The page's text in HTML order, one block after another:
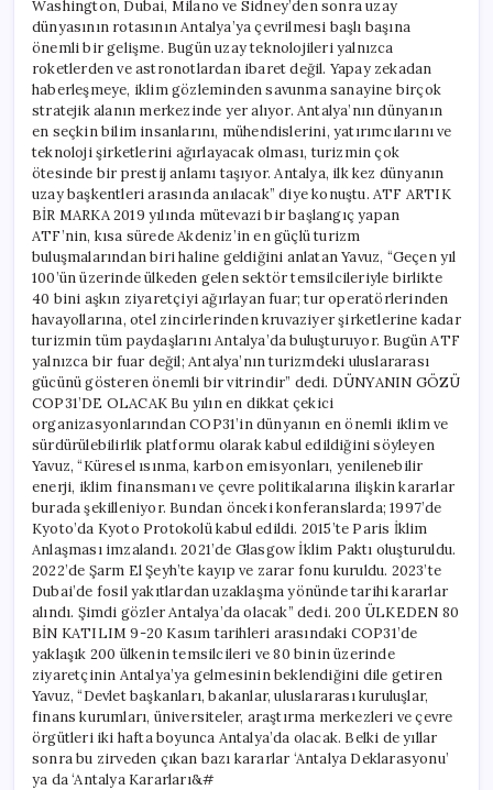
Washington, Dubai, Milano ve Sidney’den sonra uzay
dünyasının rotasının Antalya’ya çevrilmesi başlı başına
önemli bir gelişme. Bugün uzay teknolojileri yalnızca
roketlerden ve astronotlardan ibaret değil. Yapay zekadan
haberleşmeye, iklim gözleminden savunma sanayine birçok
stratejik alanın merkezinde yer alıyor. Antalya’nın dünyanın
en seçkin bilim insanlarını, mühendislerini, yatırımcılarını ve
teknoloji şirketlerini ağırlayacak olması, turizmin çok
ötesinde bir prestij anlamı taşıyor. Antalya, ilk kez dünyanın
uzay başkentleri arasında anılacak” diye konuştu. ATF ARTIK
BİR MARKA 2019 yılında mütevazi bir başlangıç yapan
ATF’nin, kısa sürede Akdeniz’in en güçlü turizm
buluşmalarından biri haline geldiğini anlatan Yavuz, “Geçen yıl
100’ün üzerinde ülkeden gelen sektör temsilcileriyle birlikte
40 bini aşkın ziyaretçiyi ağırlayan fuar; tur operatörlerinden
havayollarına, otel zincirlerinden kruvaziyer şirketlerine kadar
turizmin tüm paydaşlarını Antalya’da buluşturuyor. Bugün ATF
yalnızca bir fuar değil; Antalya’nın turizmdeki uluslararası
gücünü gösteren önemli bir vitrindir” dedi. DÜNYANIN GÖZÜ
COP31’DE OLACAK Bu yılın en dikkat çekici
organizasyonlarından COP31’in dünyanın en önemli iklim ve
sürdürülebilirlik platformu olarak kabul edildiğini söyleyen
Yavuz, “Küresel ısınma, karbon emisyonları, yenilenebilir
enerji, iklim finansmanı ve çevre politikalarına ilişkin kararlar
burada şekilleniyor. Bundan önceki konferanslarda; 1997’de
Kyoto’da Kyoto Protokolü kabul edildi. 2015’te Paris İklim
Anlaşması imzalandı. 2021’de Glasgow İklim Paktı oluşturuldu.
2022’de Şarm El Şeyh’te kayıp ve zarar fonu kuruldu. 2023’te
Dubai’de fosil yakıtlardan uzaklaşma yönünde tarihi kararlar
alındı. Şimdi gözler Antalya’da olacak” dedi. 200 ÜLKEDEN 80
BİN KATILIM 9-20 Kasım tarihleri arasındaki COP31’de
yaklaşık 200 ülkenin temsilcileri ve 80 binin üzerinde
ziyaretçinin Antalya’ya gelmesinin beklendiğini dile getiren
Yavuz, “Devlet başkanları, bakanlar, uluslararası kuruluşlar,
finans kurumları, üniversiteler, araştırma merkezleri ve çevre
örgütleri iki hafta boyunca Antalya’da olacak. Belki de yıllar
sonra bu zirveden çıkan bazı kararlar ‘Antalya Deklarasyonu’
ya da ‘Antalya Kararları&#